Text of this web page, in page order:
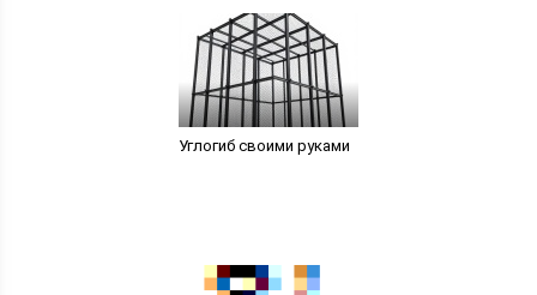
Углогиб своими руками